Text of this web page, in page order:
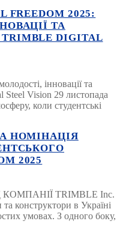
2025:
ТА
DIGITAL
інновації та
Steel Vision 29 листопада
коли студентські
НОМІНАЦІЯ
2025
TRIMBLE Inc.
конструктори в Україні
умовах. З одного боку,